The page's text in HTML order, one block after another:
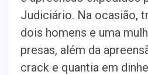
Judiciário. Na ocasião,
dois homens e uma
presas, além da
crack e quantia em